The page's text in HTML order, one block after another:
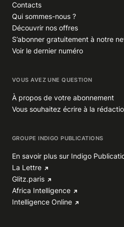
Contacts
Qui sommes-nous ?
Découvrir nos offres
S’abonner gratuitement à notre
Voir le dernier numéro
VOUS AVEZ UNE QUESTION
À propos de votre abonnement
Vous souhaitez écrire à la
GROUPE INDIGO PUBLICATIONS
En savoir plus sur Indigo
La Lettre
Glitz.paris
Africa Intelligence
Intelligence Online